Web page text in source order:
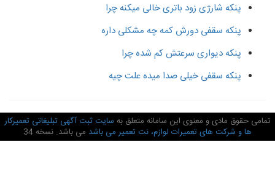
پنکه شارژی زود باتری خالی میکنه چرا
پنکه سقفی دورش کمه چه مشکلی داره
پنکه دیواری سرعتش کم شده چرا
پنکه سقفی خیلی صدا میده علت چیه
حقوق مادی و معنوی این سامانه متعلق به سایت ثبت آگهی تبلیغاتی تعمیرکار
ها و شرکت های تعمیرات لوازم، نت تعمیر می باشدمی باشد. نسخه 34